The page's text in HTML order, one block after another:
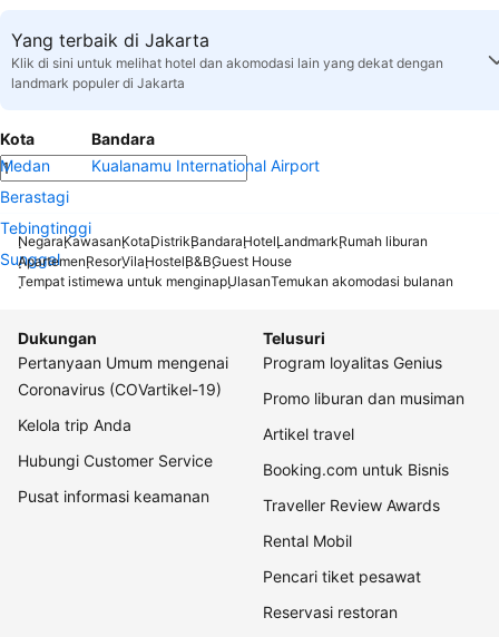
Yang terbaik di Jakarta
Klik di sini untuk melihat hotel dan akomodasi lain yang dekat dengan
landmark populer di Jakarta
Kota
Medan
Berastagi
Tebingtinggi
Sunggal
Bandara
Kualanamu International Airport
NegaraKawasanKotaDistrikBandaraHotelLandmarkRumah liburan
ApartemenResorVilaHostelB&BGuest House
Tempat istimewa untuk menginapUlasanTemukan akomodasi bulanan
Dukungan
Pertanyaan Umum mengenai
Coronavirus (COVartikel-19)
Kelola trip Anda
Hubungi Customer Service
Pusat informasi keamanan
Telusuri
Program loyalitas Genius
Promo liburan dan musiman
Artikel travel
Booking.com untuk Bisnis
Traveller Review Awards
Rental Mobil
Pencari tiket pesawat
Reservasi restoran